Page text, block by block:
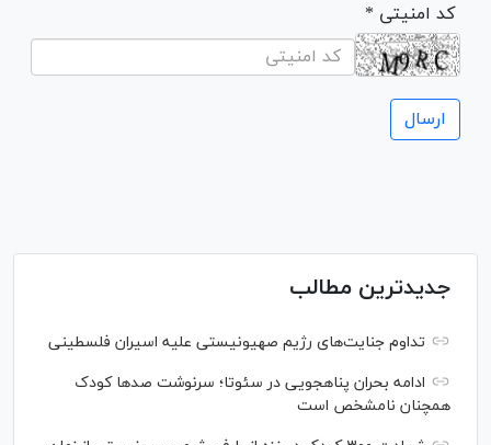
* کد امنیتی
جدیدترین مطالب
تداوم جنایت‌های رژیم صهیونیستی علیه اسیران فلسطینی
ادامه بحران پناهجویی در سئوتا؛ سرنوشت صدها کودک
همچنان نامشخص است